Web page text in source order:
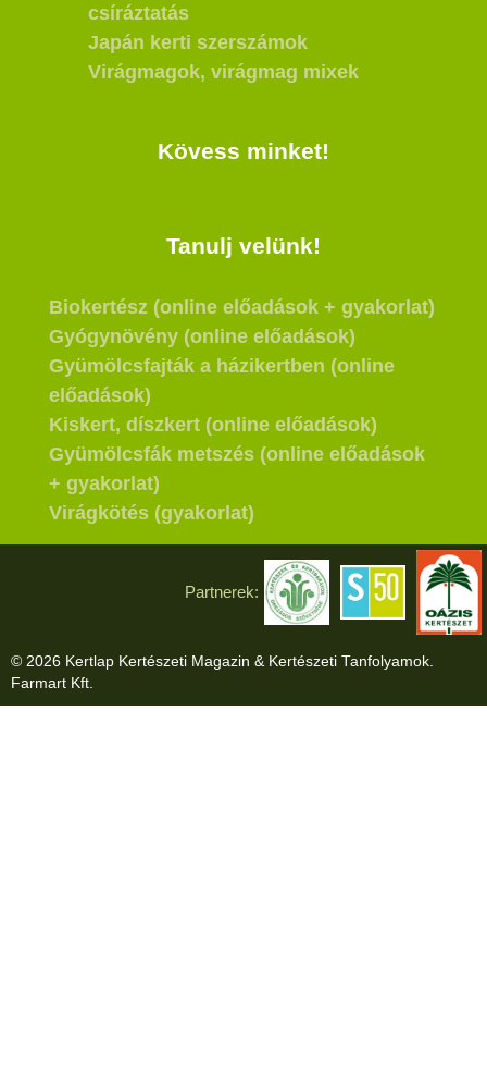
csíráztatás
Japán kerti szerszámok
Virágmagok, virágmag mixek
Kövess minket!
Tanulj velünk!
Biokertész (online előadások + gyakorlat)
Gyógynövény (online előadások)
Gyümölcsfajták a házikertben (online
előadások)
Kiskert, díszkert (online előadások)
Gyümölcsfák metszés (online előadások
+ gyakorlat)
Virágkötés (gyakorlat)
Partnerek:
© 2026 Kertlap Kertészeti Magazin & Kertészeti Tanfolyamok.
Farmart Kft.